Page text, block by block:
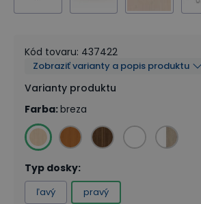
Kód tovaru: 437422
Zobraziť varianty a popis produktu
Varianty produktu
Farba:breza
Typ dosky:
ľavý pravý